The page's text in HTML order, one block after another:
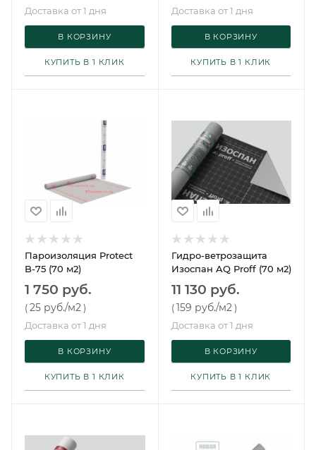
Доставка от 1 дня
В КОРЗИНУ
КУПИТЬ В 1 КЛИК
Доставка от 1 дня
В КОРЗИНУ
КУПИТЬ В 1 КЛИК
Пароизоляция Protect
B-75 (70 м2)
1 750 руб.
(25 руб./м2)
Доставка от 1 дня
В КОРЗИНУ
КУПИТЬ В 1 КЛИК
Гидро-ветрозащита
Изоспан AQ Proff (70 м2)
11 130 руб.
(159 руб./м2 )
Доставка от 1 дня
В КОРЗИНУ
КУПИТЬ В 1 КЛИК